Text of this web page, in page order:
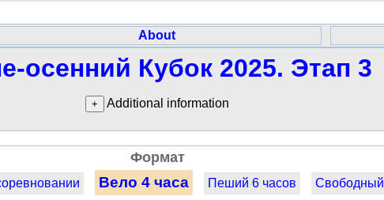
About
осенний Кубок 2025. Этап 3
Additional information
Формат
Вело 4 часа Пеший 6 часов Свободный